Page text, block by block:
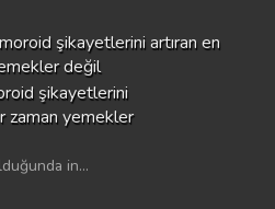
şikayetlerini
zaman yemekler
in...